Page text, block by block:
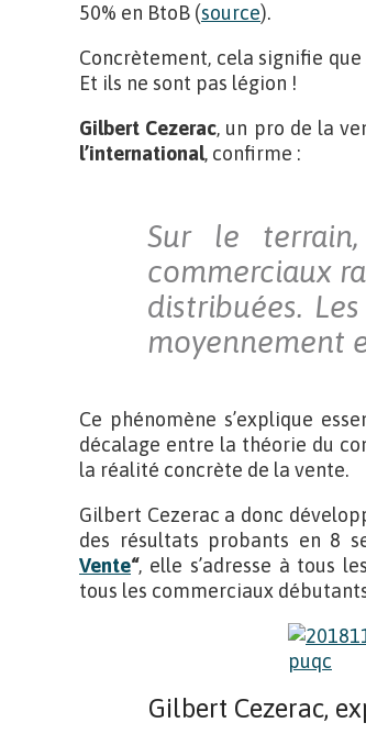
50% en BtoB (source).
Concrètement, cela signifie
Et ils ne sont pas légion !
Gilbert Cezerac, un pro de la
l’international, confirme :
Sur le
commerciaux
distribuées.
moyennement
Ce phénomène s’explique
décalage entre la théorie du
la réalité concrète de la vente.
Gilbert Cezerac a donc
des résultats probants en 8
Vente“, elle s’adresse à tous
tous les commerciaux
Gilbert Cezerac,